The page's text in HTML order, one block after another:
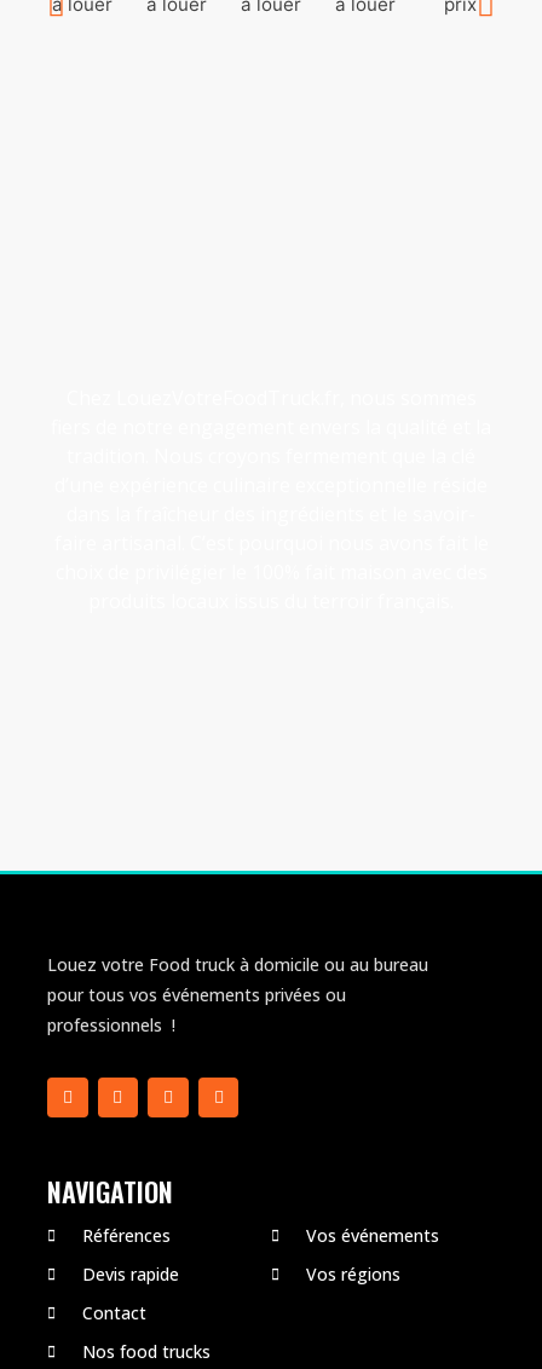
Louez votre Food truck à domicile ou au bureau
pour tous vos événements privées ou
professionnels !
NAVIGATION
Références
Devis rapide
Contact
Nos food trucks
Vos événements
Vos régions